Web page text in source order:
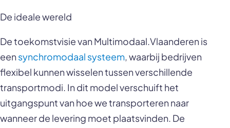
De ideale wereld
De toekomstvisie van Multimodaal.Vlaanderen is
eensynchromodaal systeem, waarbij bedrijven
flexibel kunnen wisselen tussen verschillende
transportmodi. In dit model verschuift het
uitgangspunt van hoe we transporteren naar
wanneer de levering moet plaatsvinden. De